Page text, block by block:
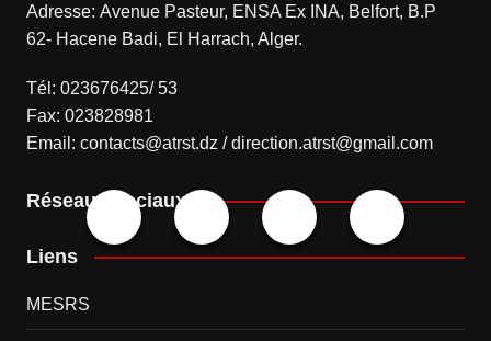
Adresse: Avenue Pasteur, ENSA Ex INA, Belfort, B.P
62- Hacene Badi, El Harrach, Alger.
Tél: 023676425/ 53
Fax: 023828981
Email: contacts@atrst.dz / direction.atrst@gmail.com
Réseaux sociaux
Liens
MESRS